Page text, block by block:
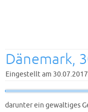
Dänemark,
Eingestellt am
darunter ein gewaltiges